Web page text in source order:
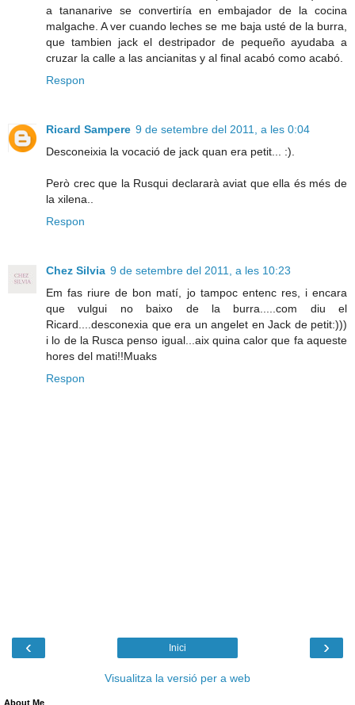
a tananarive se convertiría en embajador de la cocina
malgache. A ver cuando leches se me baja usté de la burra,
que tambien jack el destripador de pequeño ayudaba a
cruzar la calle a las ancianitas y al final acabó como acabó.
Respon
Ricard Sampere 9 de setembre del 2011, a les 0:04
Desconeixia la vocació de jack quan era petit... :).
Però crec que la Rusqui declararà aviat que ella és més de
la xilena..
Respon
Chez Silvia 9 de setembre del 2011, a les 10:23
Em fas riure de bon matí, jo tampoc entenc res, i encara
que vulgui no baixo de la burra.....com diu el
Ricard....desconexia que era un angelet en Jack de petit:)))
i lo de la Rusca penso igual...aix quina calor que fa aqueste
hores del mati!!Muaks
Respon
‹ ›
Inici
Visualitza la versió per a web
About Me